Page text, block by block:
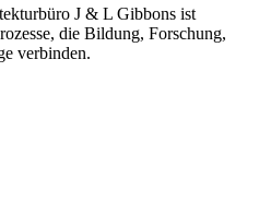
J & L Gibbons ist
die Bildung, Forschung,
verbinden.